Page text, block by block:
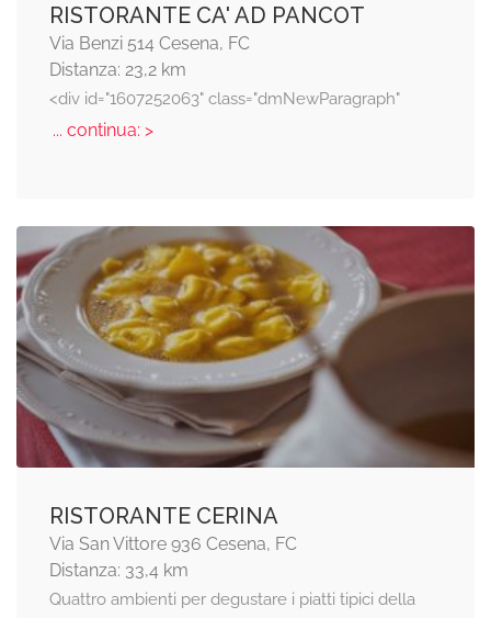
RISTORANTE CA' AD PANCOT
Via Benzi 514 Cesena, FC
Distanza: 23,2 km
<div id="1607252063" class="dmNewParagraph"
... continua: >
RISTORANTE CERINA
Via San Vittore 936 Cesena, FC
Distanza: 33,4 km
Quattro ambienti per degustare i piatti tipici della